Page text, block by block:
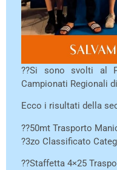
??Si sono svolti al
Campionati Regionali
Ecco i risultati della
??50mt Trasporto
?3zo Classificato
??Staffetta 4×25